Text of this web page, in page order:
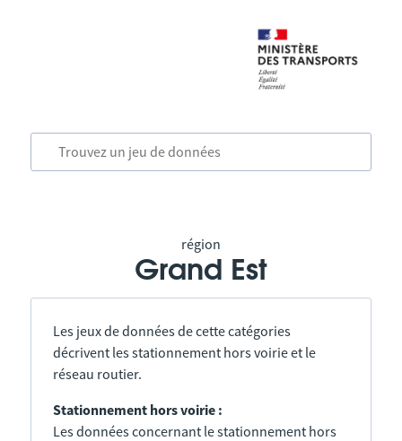
région
Grand Est
Les jeux de données de cette catégories
décrivent les stationnement hors voirie et le
réseau routier.
Stationnement hors voirie :
Les données concernant le stationnement hors